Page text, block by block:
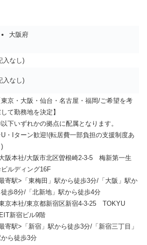
大阪府
入なし)
入なし)
東京・大阪・仙台・名古屋・福岡/ご希望を考
て勤務地を決定】
下いずれかの拠点に配属となります。
・Iターン歓迎!(転居費一部負担の支援制度あ
)
阪本社/大阪市北区曽根崎2-3-5 梅新第一生
ルディング16F
寄駅>「東梅田」駅から徒歩3分/「大阪」駅か
徒歩8分/「北新地」駅から徒歩4分
京本社/東京都新宿区新宿4-3-25 TOKYU
新宿ビル9階
寄駅>「新宿」駅から徒歩3分/「新宿三丁目」
ら徒歩3分